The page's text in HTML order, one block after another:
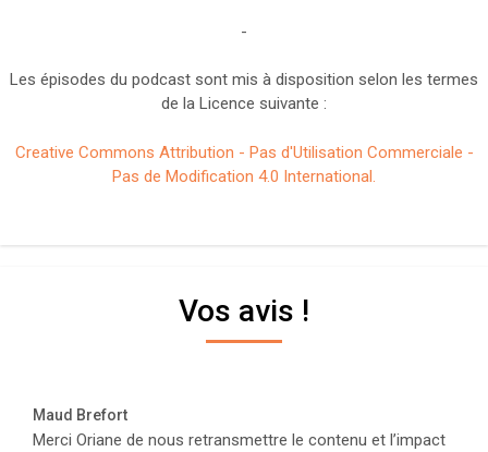
-
Les épisodes du podcast sont mis à disposition selon les termes
de la Licence suivante :
Creative Commons Attribution - Pas d'Utilisation Commerciale -
Pas de Modification 4.0 International.
Vos avis !
Maud Brefort
Merci Oriane de nous retransmettre le contenu et l’impact